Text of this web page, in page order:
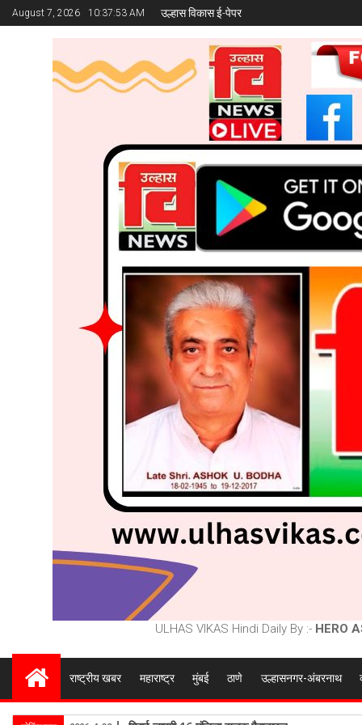
August 7, 2026 10:37:54 AM उल्हास विकास ई-पेपर
ULHAS VIKAS Hindi Daily By :- HERO
राष्ट्रीय खबर महाराष्ट्र मुंबई ठाणे उल्हासनगर-अंबरनाथ